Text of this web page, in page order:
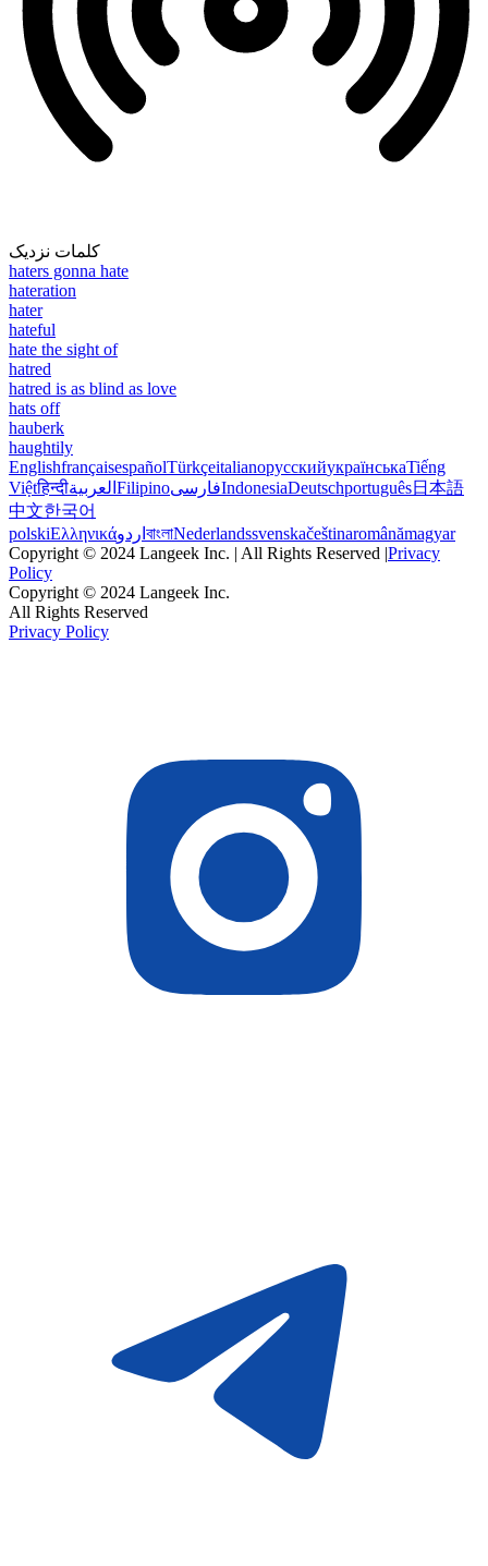
کلمات نزدیک
haters gonna hate
hateration
hater
hateful
hate the sight of
hatred
hatred is as blind as love
hats off
hauberk
haughtily
EnglishfrançaisespañolTürkçeitalianoрусскийукраїнськаTiếng
Việtहिन्दीالعربية FilipinoفارسیIndonesiaDeutschportuguês日本語
中文한국어
polskiΕλληνικάاردو বাংলাNederlandssvenskačeštinaromânămagyar
Copyright © 2024 Langeek Inc. | All Rights Reserved |Privacy
Policy
Copyright © 2024 Langeek Inc.
All Rights Reserved
Privacy Policy